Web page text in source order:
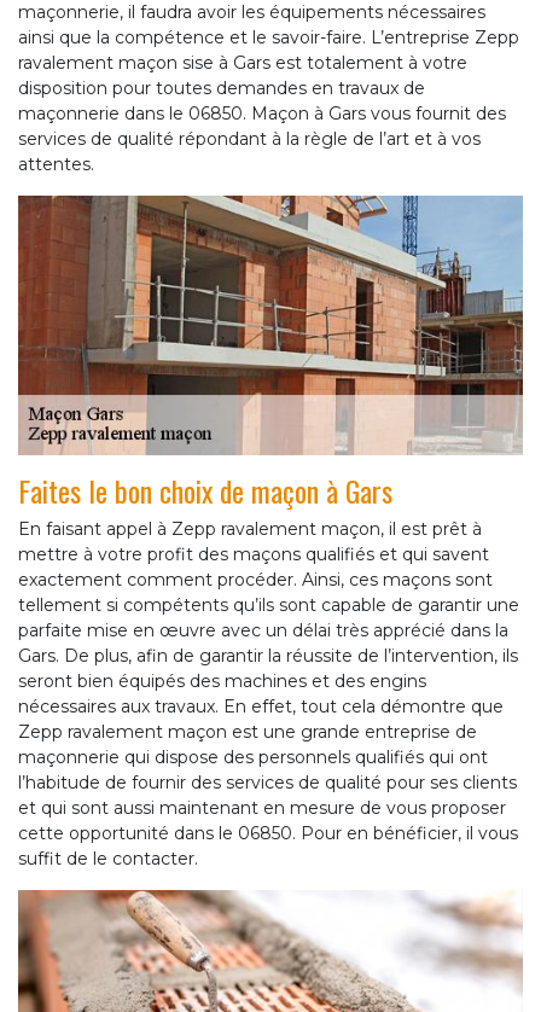
maçonnerie, il faudra avoir les équipements nécessaires
ainsi que la compétence et le savoir-faire. L’entreprise Zepp
ravalement maçon sise à Gars est totalement à votre
disposition pour toutes demandes en travaux de
maçonnerie dans le 06850. Maçon à Gars vous fournit des
services de qualité répondant à la règle de l’art et à vos
attentes.
Faites le bon choix de maçon à Gars
En faisant appel à Zepp ravalement maçon, il est prêt à
mettre à votre profit des maçons qualifiés et qui savent
exactement comment procéder. Ainsi, ces maçons sont
tellement si compétents qu’ils sont capable de garantir une
parfaite mise en œuvre avec un délai très apprécié dans la
Gars. De plus, afin de garantir la réussite de l’intervention, ils
seront bien équipés des machines et des engins
nécessaires aux travaux. En effet, tout cela démontre que
Zepp ravalement maçon est une grande entreprise de
maçonnerie qui dispose des personnels qualifiés qui ont
l’habitude de fournir des services de qualité pour ses clients
et qui sont aussi maintenant en mesure de vous proposer
cette opportunité dans le 06850. Pour en bénéficier, il vous
suffit de le contacter.